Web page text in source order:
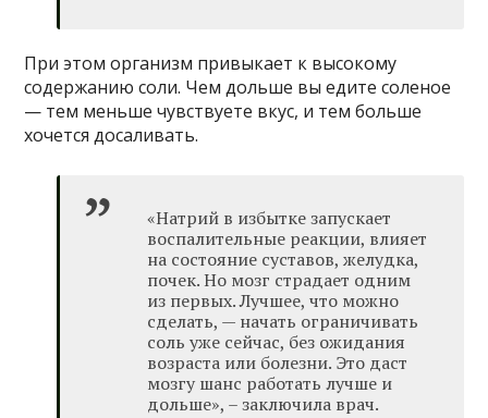
При этом организм привыкает к высокому
содержанию соли. Чем дольше вы едите соленое
— тем меньше чувствуете вкус, и тем больше
хочется досаливать.
«Натрий в избытке запускает
воспалительные реакции, влияет
на состояние суставов, желудка,
почек. Но мозг страдает одним
из первых. Лучшее, что можно
сделать, — начать ограничивать
соль уже сейчас, без ожидания
возраста или болезни. Это даст
мозгу шанс работать лучше и
дольше», – заключила врач.